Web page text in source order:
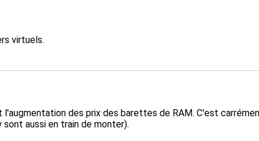
virtuels.
des prix des barettes de RAM. C'est
sont aussi en train de monter).